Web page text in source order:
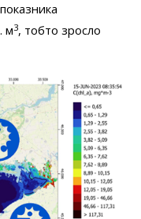
м3, тобто зросло